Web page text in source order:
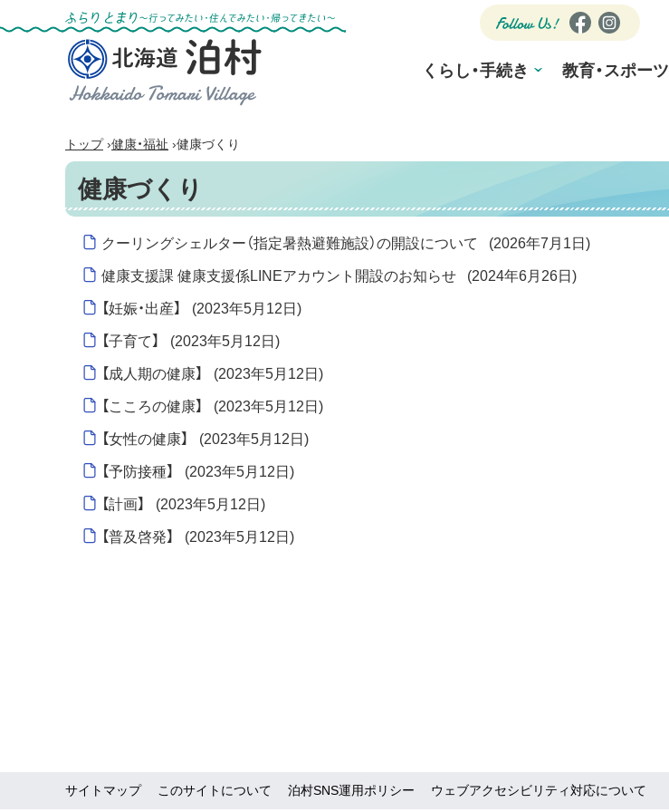
ふらりとまり～行ってみたい・住んでみた
い・帰ってきたい～
Village
公式SNS
Follow
Us!
Fa
bo
ok
Ins
ra
くらし・手続き 教育・スポーツ
トップ ›健康・福祉 ›健康づくり
健康づくり
クーリングシェルター（指定暑熱避難施設）の開設について (2026年7月1日 )
健康支援課 健康支援係LINEアカウント開設のお知らせ (2024年6月26日 )
【妊娠・出産】 (2023年5月12日 )
【子育て】 (2023年5月12日 )
【成人期の健康】 (2023年5月12日 )
【こころの健康】 (2023年5月12日 )
【女性の健康】 (2023年5月12日 )
【予防接種】 (2023年5月12日 )
【計画】 (2023年5月12日 )
【普及啓発】 (2023年5月12日 )
サイトマップ このサイトについて 泊村SNS運用ポリシー ウェブアクセシビリティ対応について